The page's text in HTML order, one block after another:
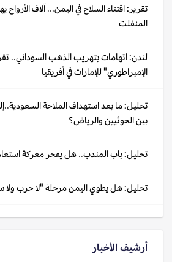
تقرير: اقتناء السلاح في اليمن... آلاف
المنفلت
لندن: اتهامات بتهريب الذهب السوداني..
الإمبراطوري" للإمارات في أفريقيا
تحليل: ما بعد استهداف الملاحة
بين الحوثيين والرياض؟
تحليل: باب المندب.. هل يفجر معركة
تحليل: هل يطوي اليمن مرحلة "لا حرب ولا
أرشيف الأخبار